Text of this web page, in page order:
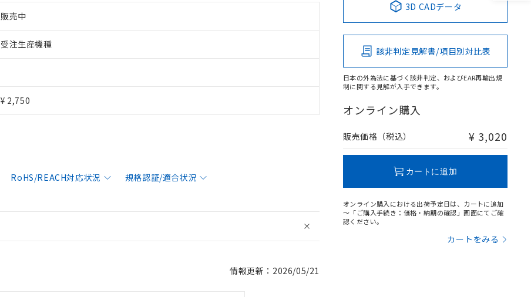
販売中
受注生産機種
¥ 2,750
RoHS/REACH対応状況 規格認証/適合状況
情報更新：2026/05/21
3D CADデータ
該非判定見解書/項目別対比表
日本の外為法に基づく該非判定、およびEAR再輸出規
制に関する見解が入手できます。
オンライン購入
販売価格（税込） ¥ 3,020
カートに追加
オンライン購入における出荷予定日は、カートに追加
～「ご購入手続き：価格・納期の確認」画面にてご確
認ください。
カートをみる